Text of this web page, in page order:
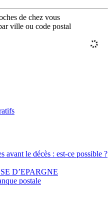
de chez vous
ville ou code postal
avant le décès : est-ce possible ?
D’EPARGNE
postale